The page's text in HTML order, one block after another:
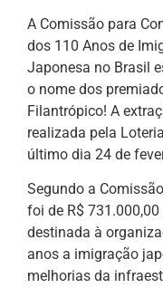
A Comissão para
dos 110 Anos de
Japonesa no Brasil
o nome dos
Filantrópico! A
realizada pela
último dia 24 de
Segundo a
foi de R$
destinada à
anos a imigração
melhorias da